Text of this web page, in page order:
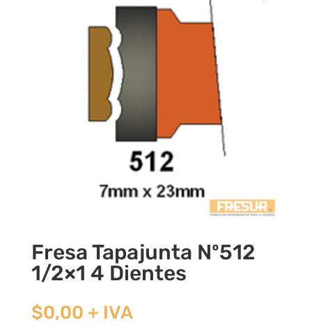
Fresa Tapajunta Nº512
1/2×1 4 Dientes
$0,00 + IVA